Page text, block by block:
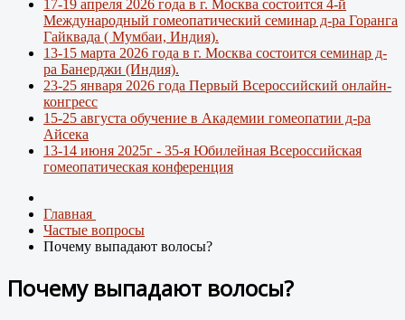
17-19 апреля 2026 года в г. Москва состоится 4-й
Международный гомеопатический семинар д-ра Горанга
Гайквада ( Мумбаи, Индия).
13-15 марта 2026 года в г. Москва состоится семинар д-
ра Банерджи (Индия).
23-25 января 2026 года Первый Всероссийский онлайн-
конгресс
15-25 августа обучение в Академии гомеопатии д-ра
Айсека
13-14 июня 2025г - 35-я Юбилейная Всероссийская
гомеопатическая конференция
Главная
Частые вопросы
Почему выпадают волосы?
Почему выпадают волосы?